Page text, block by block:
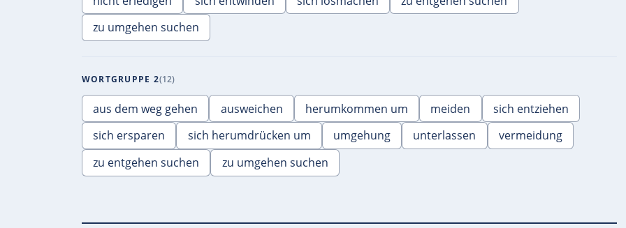
zu umgehen suchen
WORTGRUPPE 2 12
aus dem weg gehen ausweichen herumkommen um meiden
sich entziehen
sich ersparen
sich herumdrücken um umgehung unterlassen
vermeidung
zu entgehen suchen
zu umgehen suchen